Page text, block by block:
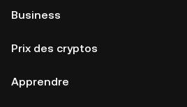
Business
Prix des cryptos
Apprendre